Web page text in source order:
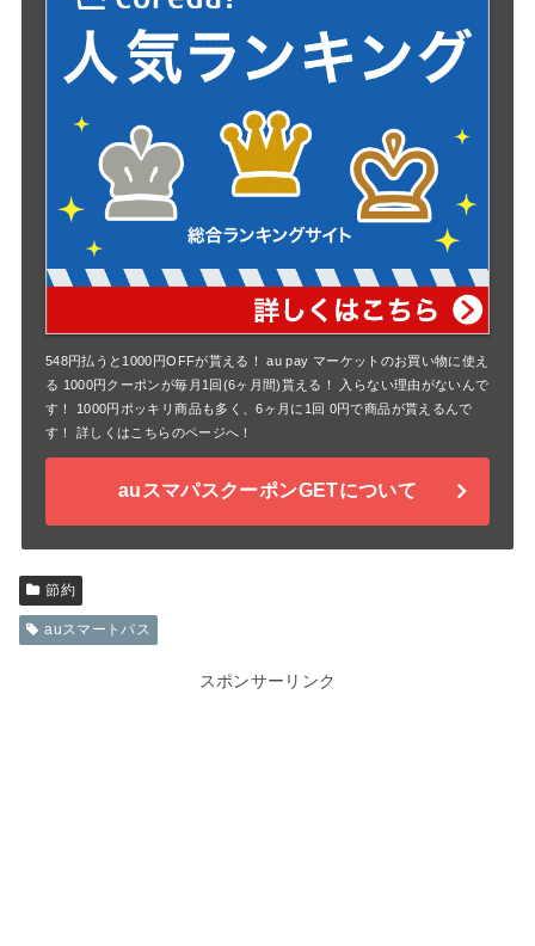
548円払うと1000円OFFが貰える！ au pay マーケットのお買い物に使え
る 1000円クーポンが毎月1回(6ヶ月間)貰える！ 入らない理由がないんで
す！ 1000円ポッキリ商品も多く、6ヶ月に1回 0円で商品が貰えるんで
す！ 詳しくはこちらのページへ！
auスマパスクーポンGETについて
節約
auスマートパス
スポンサーリンク